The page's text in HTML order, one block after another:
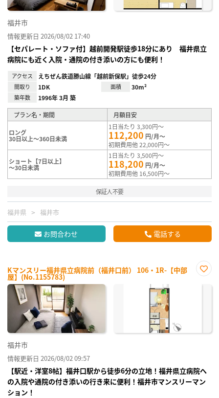
福井市
情報更新日 2026/08/02 17:40
【セパレート・ソファ付】越前開発駅徒歩18分にあり 福井県立
病院にも近く入院・通院の付き添いの方にも便利！
アクセス えちぜん鉄道勝山線「越前新保駅」徒歩24分
間取り 1DK 面積 30m²
築年数 1996年 3月 築
プラン名・期間 月額目安
ロング
30日以上～360日未満
1日当たり 3,300円～
112,200 円/月～
初期費用他 22,000円～
ショート【7日以上】
～30日未満
1日当たり 3,500円～
118,200 円/月～
初期費用他 16,500円～
保証人不要
福井県 福井市
お問合わせ 電話する
Kマンスリー福井県立病院前（福井口前） 106・1R-【中部
屋】(No.1155783)
に入
福井市
情報更新日 2026/08/02 09:57
【駅近・洋室8帖】福井口駅から徒歩6分の立地！福井県立病院へ
の入院や通院の付き添いの行き来に便利！福井市マンスリーマン
ション！